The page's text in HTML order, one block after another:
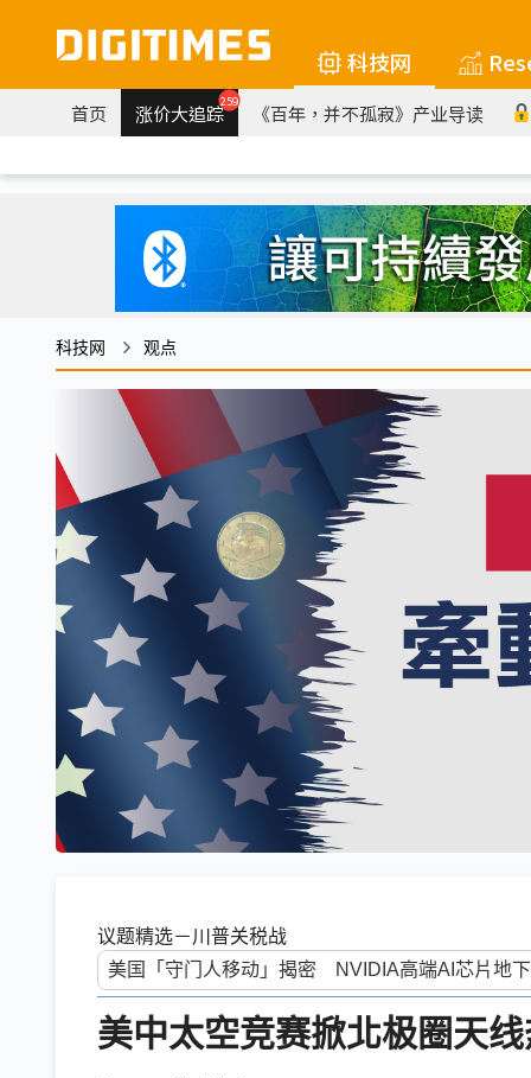
科技网
首页 涨价大追踪259 《百年，并不孤寂》产业导读
科技网 观点
议题精选－川普关税战
美中太空竞赛掀北极圈天